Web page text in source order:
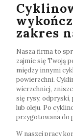
zakres
Nasza firma to
zajmie się Twoją
między innymi
powierzchni.
wierzchniej,
się rysy,
lub oleju. Po
przygotowana do
W naszej pracy